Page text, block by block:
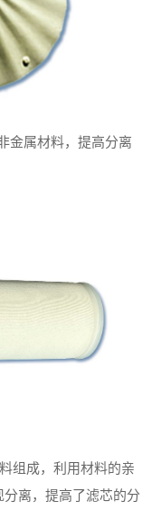
金属材料，提高分离
组成，利用材料的亲
离，提高了滤芯的分